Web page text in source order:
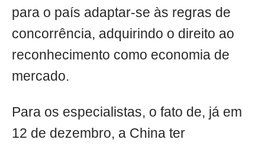
para o país adaptar-se às regras de
concorrência, adquirindo o direito ao
reconhecimento como economia de
mercado.
Para os especialistas, o fato de, já em
12 de dezembro, a China ter